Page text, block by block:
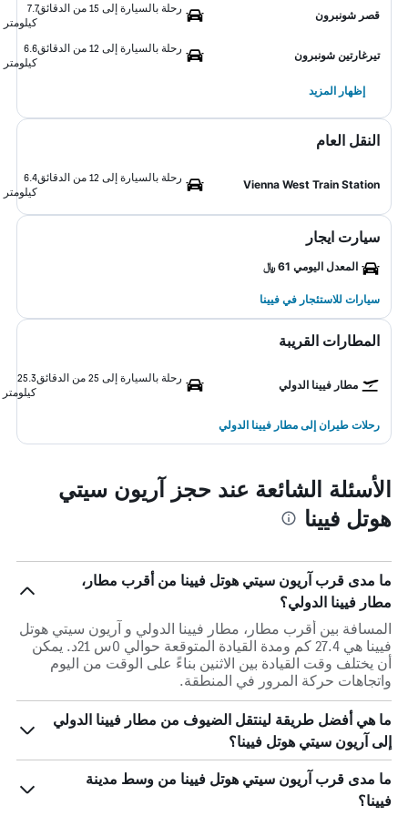
قصر شونبرون
رحلة بالسيارة إلى 15 من الدقائق
7.7
كيلومتر
تيرغارتين شونبرون
رحلة بالسيارة إلى 12 من الدقائق
6.6
كيلومتر
إظهار المزيد
النقل العام
Vienna West Train Station
رحلة بالسيارة إلى 12 من الدقائق
6.4
كيلومتر
سيارت ايجار
المعدل اليومي 61 ﷼
سيارات للاستئجار في فيينا
المطارات القريبة
مطار فيينا الدولي
رحلة بالسيارة إلى 25 من الدقائق
25.3
كيلومتر
رحلات طيران إلى مطار فيينا الدولي
الأسئلة الشائعة عند حجز آريون سيتي
هوتل فيينا
ما مدى قرب آريون سيتي هوتل فيينا من أقرب مطار،
مطار فيينا الدولي؟
المسافة بين أقرب مطار، مطار فيينا الدولي و آريون سيتي هوتل
فيينا هي 27.4 كم ومدة القيادة المتوقعة حوالي 0س 21د. يمكن
أن يختلف وقت القيادة بين الاثنين بناءً على الوقت من اليوم
واتجاهات حركة المرور في المنطقة.
ما هي أفضل طريقة لينتقل الضيوف من مطار فيينا الدولي
إلى آريون سيتي هوتل فيينا؟
ما مدى قرب آريون سيتي هوتل فيينا من وسط مدينة
فيينا؟